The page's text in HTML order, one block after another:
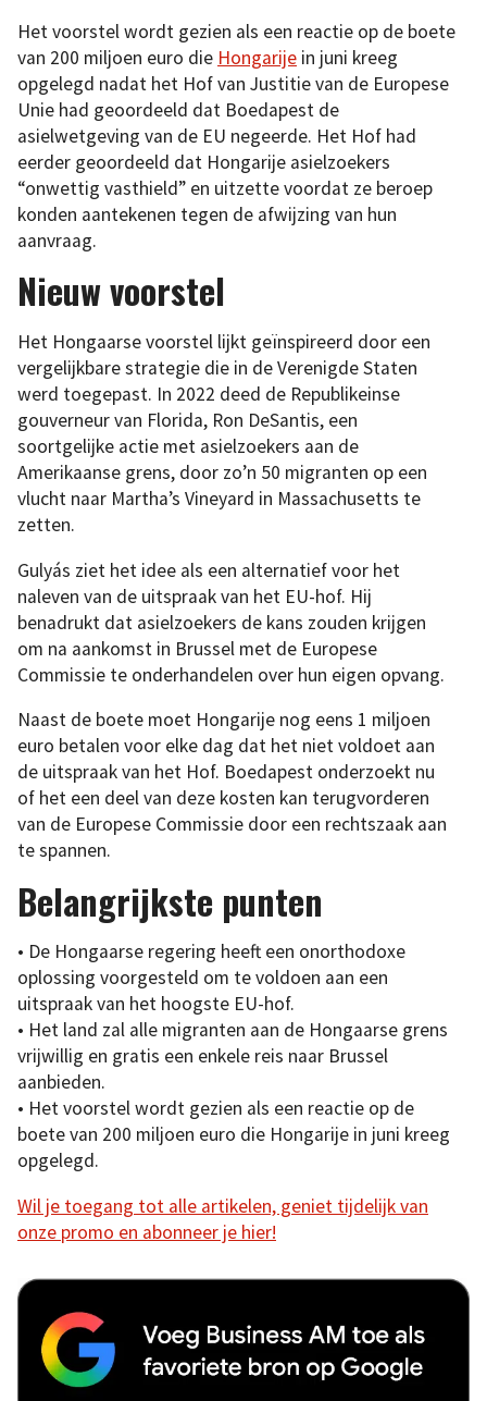
Het voorstel wordt gezien als een reactie op de boete
van 200 miljoen euro die Hongarije in juni kreeg
opgelegd nadat het Hof van Justitie van de Europese
Unie had geoordeeld dat Boedapest de
asielwetgeving van de EU negeerde. Het Hof had
eerder geoordeeld dat Hongarije asielzoekers
“onwettig vasthield” en uitzette voordat ze beroep
konden aantekenen tegen de afwijzing van hun
aanvraag.
Nieuw voorstel
Het Hongaarse voorstel lijkt geïnspireerd door een
vergelijkbare strategie die in de Verenigde Staten
werd toegepast. In 2022 deed de Republikeinse
gouverneur van Florida, Ron DeSantis, een
soortgelijke actie met asielzoekers aan de
Amerikaanse grens, door zo’n 50 migranten op een
vlucht naar Martha’s Vineyard in Massachusetts te
zetten.
Gulyás ziet het idee als een alternatief voor het
naleven van de uitspraak van het EU-hof. Hij
benadrukt dat asielzoekers de kans zouden krijgen
om na aankomst in Brussel met de Europese
Commissie te onderhandelen over hun eigen opvang.
Naast de boete moet Hongarije nog eens 1 miljoen
euro betalen voor elke dag dat het niet voldoet aan
de uitspraak van het Hof. Boedapest onderzoekt nu
of het een deel van deze kosten kan terugvorderen
van de Europese Commissie door een rechtszaak aan
te spannen.
Belangrijkste punten
• De Hongaarse regering heeft een onorthodoxe
oplossing voorgesteld om te voldoen aan een
uitspraak van het hoogste EU-hof.
• Het land zal alle migranten aan de Hongaarse grens
vrijwillig en gratis een enkele reis naar Brussel
aanbieden.
• Het voorstel wordt gezien als een reactie op de
boete van 200 miljoen euro die Hongarije in juni kreeg
opgelegd.
Wil je toegang tot alle artikelen, geniet tijdelijk van
onze promo en abonneer je hier!